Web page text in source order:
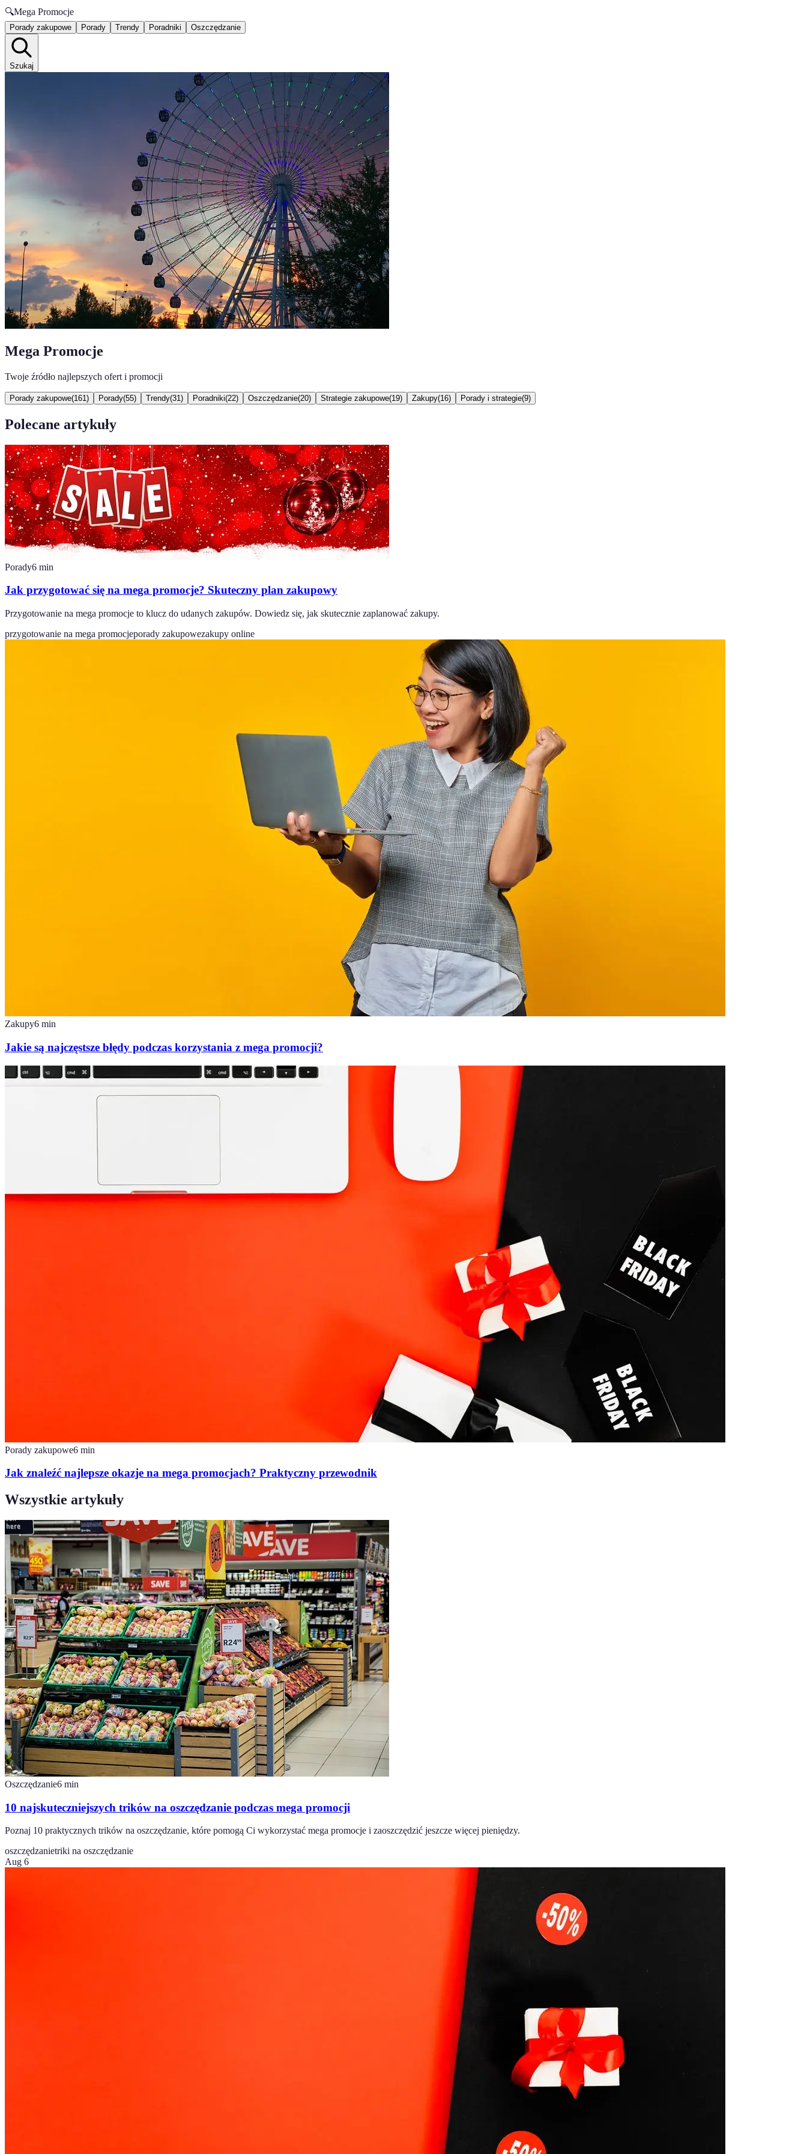
🔍Mega Promocje
Porady zakupowe Porady Trendy Poradniki Oszczędzanie
Szukaj
Mega Promocje
Twoje źródło najlepszych ofert i promocji
Porady zakupowe(161 ) Porady(55) Trendy(31 ) Poradniki(22) Oszczędzanie(20) Strategie zakupowe(19) Zakupy(16) Porady i strategie(9)
Polecane artykuły
Porady6 min
Jak przygotować się na mega promocje? Skuteczny plan zakupowy
Przygotowanie na mega promocje to klucz do udanych zakupów. Dowiedz się, jak skutecznie zaplanować zakupy.
przygotowanie na mega promocjeporady zakupowezakupy online
Zakupy6 min
Jakie są najczęstsze błędy podczas korzystania z mega promocji?
Porady zakupowe6 min
Jak znaleźć najlepsze okazje na mega promocjach? Praktyczny przewodnik
Wszystkie artykuły
Oszczędzanie6 min
10 najskuteczniejszych trików na oszczędzanie podczas mega promocji
Poznaj 10 praktycznych trików na oszczędzanie, które pomogą Ci wykorzystać mega promocje i zaoszczędzić jeszcze więcej pieniędzy.
oszczędzanietriki na oszczędzanie
Aug 6